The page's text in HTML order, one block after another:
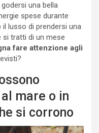
una bella
spese durante
il lusso di prendersi una
si tratti di un mese
fare attenzione agli
mare o in
si corrono